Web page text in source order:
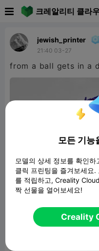
크레알리티 클라
jewish_printer
21:40 03-27
from a ball gets in a
모든 기능
모델의 상세 정보를 확인
클릭 프린팅을 즐겨보세요
를 적립하고, Creality
짝 선물을 열어보세요!
Creality